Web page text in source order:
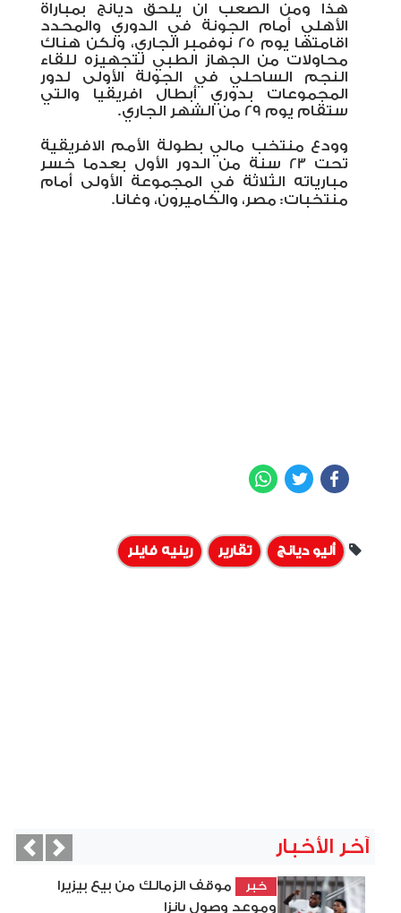
هذا ومن الصعب ان يلحق ديانج بمباراة
الأهلي أمام الجونة في الدوري والمحدد
اقامتها يوم 25 نوفمبر الجاري، ولكن هناك
محاولات من الجهاز الطبي لتجهيزه للقاء
النجم الساحلي في الجولة الأولى لدور
المجموعات بدوري أبطال افريقيا والتي
ستقام يوم 29 من الشهر الجاري.
وودع منتخب مالي بطولة الأمم الافريقية
تحت 23 سنة من الدور الأول بعدما خسر
مبارياته الثلاثة في المجموعة الأولى أمام
منتخبات: مصر، والكاميرون، وغانا.
Facebook
Twitter
أليو ديانج تقارير رينيه فايلر
آخر الأخبار
خبر
موقف الزمالك من بيع بيزيرا
وموعد وصول بانزا
Next